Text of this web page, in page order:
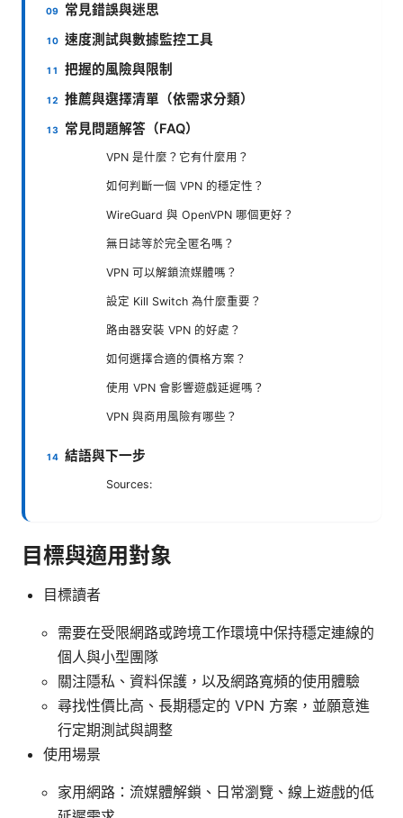
常見錯誤與迷思
速度測試與數據監控工具
把握的風險與限制
推薦與選擇清單（依需求分類）
常見問題解答（FAQ）
VPN 是什麼？它有什麼用？
如何判斷一個 VPN 的穩定性？
WireGuard 與 OpenVPN 哪個更好？
無日誌等於完全匿名嗎？
VPN 可以解鎖流媒體嗎？
設定 Kill Switch 為什麼重要？
路由器安裝 VPN 的好處？
如何選擇合適的價格方案？
使用 VPN 會影響遊戲延遲嗎？
VPN 與商用風險有哪些？
結語與下一步
Sources:
目標與適用對象
目標讀者
需要在受限網路或跨境工作環境中保持穩定連線的
個人與小型團隊
關注隱私、資料保護，以及網路寬頻的使用體驗
尋找性價比高、長期穩定的 VPN 方案，並願意進
行定期測試與調整
使用場景
家用網路：流媒體解鎖、日常瀏覽、線上遊戲的低